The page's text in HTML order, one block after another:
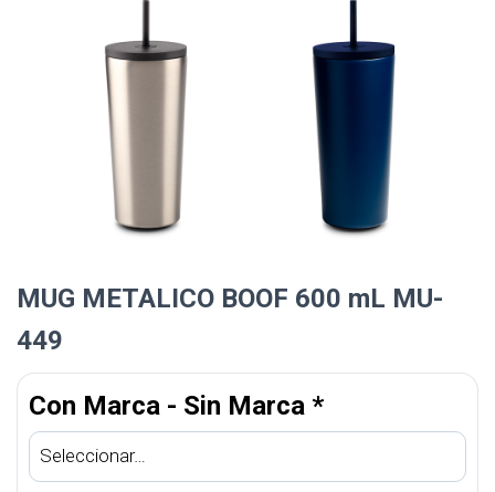
MUG METALICO BOOF 600 mL MU-
449
Con Marca - Sin Marca *